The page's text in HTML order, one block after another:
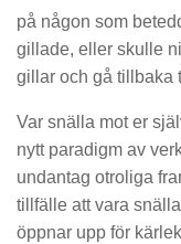
på någon som
gillade, eller skulle
gillar och gå tillbaka
Var snälla mot er
nytt paradigm av
undantag otroliga
tillfälle att vara
öppnar upp för